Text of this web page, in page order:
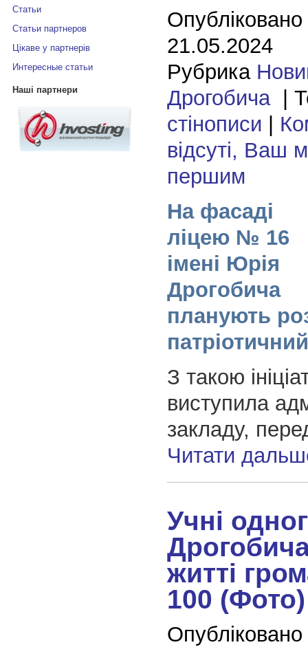
Статьи
Статьи партнеров
Цікаве у партнерів
Интересные статьи
Наші партнери
21.05.2024
Рубрика
Дрогобича|
стінописи |
відсуті, Ваш
першим
На фасаді
ліцею № 16
імені Юрія
Дрогобича
планують
З такою
виступила
закладу,
Читати
Учні
житті
100 (Фото)